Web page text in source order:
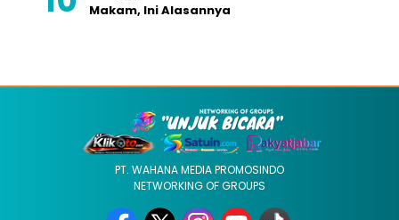
Makam, Ini Alasannya
PT. WAHANA MEDIA PROMOSINDO
NETWORKING OF GROUPS